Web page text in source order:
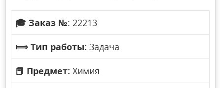
🎓 Заказ №: 22213
⟾ Тип работы: Задача
📕 Предмет: Химия